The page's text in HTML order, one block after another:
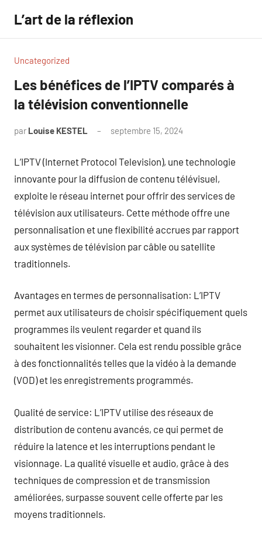
contenu
L’art de la réflexion
Uncategorized
Les bénéfices de l’IPTV comparés à
la télévision conventionnelle
par Louise KESTEL septembre 15, 2024
L’IPTV (Internet Protocol Television), une technologie
innovante pour la diffusion de contenu télévisuel,
exploite le réseau internet pour offrir des services de
télévision aux utilisateurs. Cette méthode offre une
personnalisation et une flexibilité accrues par rapport
aux systèmes de télévision par câble ou satellite
traditionnels.
Avantages en termes de personnalisation: L’IPTV
permet aux utilisateurs de choisir spécifiquement quels
programmes ils veulent regarder et quand ils
souhaitent les visionner. Cela est rendu possible grâce
à des fonctionnalités telles que la vidéo à la demande
(VOD) et les enregistrements programmés.
Qualité de service: L’IPTV utilise des réseaux de
distribution de contenu avancés, ce qui permet de
réduire la latence et les interruptions pendant le
visionnage. La qualité visuelle et audio, grâce à des
techniques de compression et de transmission
améliorées, surpasse souvent celle offerte par les
moyens traditionnels.